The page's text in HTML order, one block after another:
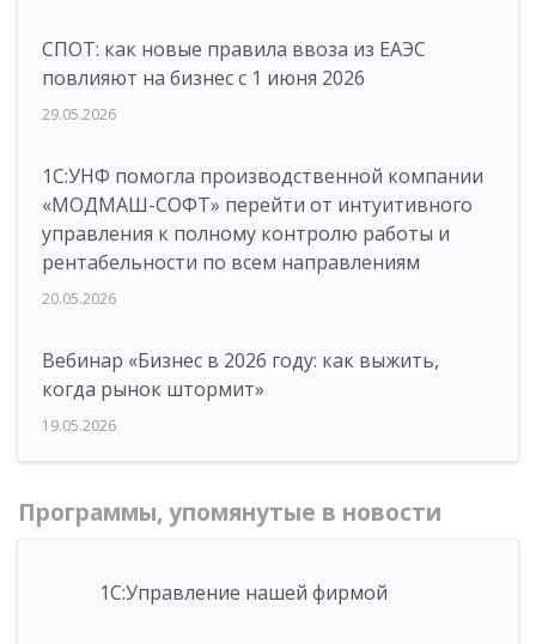
СПОТ: как новые правила ввоза из ЕАЭС
повлияют на бизнес с 1 июня 2026
29.05.2026
1С:УНФ помогла производственной компании
«МОДМАШ-СОФТ» перейти от интуитивного
управления к полному контролю работы и
рентабельности по всем направлениям
20.05.2026
Вебинар «Бизнес в 2026 году: как выжить,
когда рынок штормит»
19.05.2026
Программы, упомянутые в новости
1С:Управление нашей фирмой